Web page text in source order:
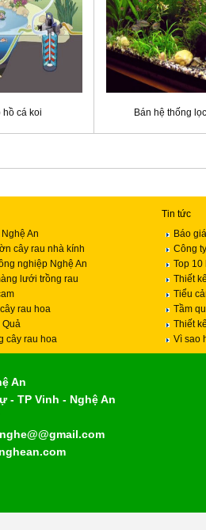
hồ cá koi Bán hệ thống
An
cây rau nhà kính
nghiệp Nghệ An
lưới trồng rau
rau hoa
Quả
cây rau hoa
Tin tức
Báo
Công
Top 10
Thiết
Tiểu
Tầm
Thiết
Vì sao
An
- TP Vinh - Nghệ An